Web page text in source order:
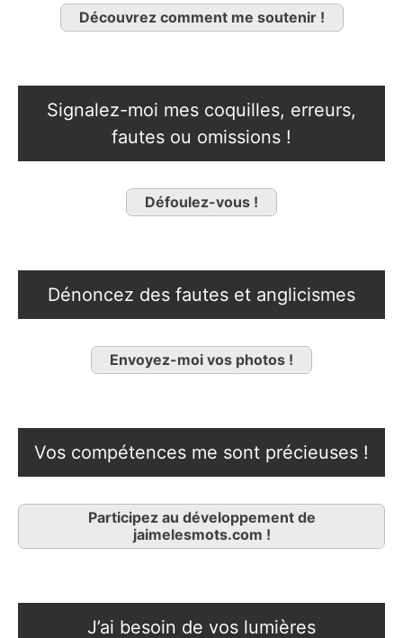
Découvrez comment me soutenir !
Signalez-moi mes coquilles, erreurs,
fautes ou omissions !
Défoulez-vous !
Dénoncez des fautes et anglicismes
Envoyez-moi vos photos !
Vos compétences me sont précieuses !
Participez au développement de
jaimelesmots.com !
J’ai besoin de vos lumières